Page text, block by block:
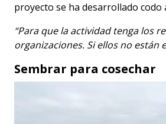
proyecto se ha desarrollado
“Para que la actividad tenga los
organizaciones. Si ellos no están
Sembrar para cosechar